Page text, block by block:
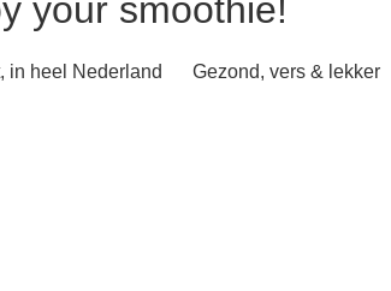
your smoothie!
in heel Nederland Gezond, vers & lekker